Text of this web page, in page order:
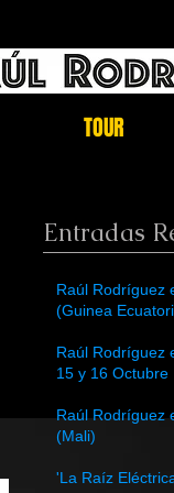
TOUR
Entradas
Raúl Rodríguez
(Guinea
Raúl Rodríguez
15 y 16 Octubre
Raúl Rodríguez
(Mali)
'La Raíz